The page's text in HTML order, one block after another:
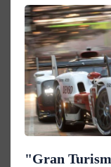
"Gran